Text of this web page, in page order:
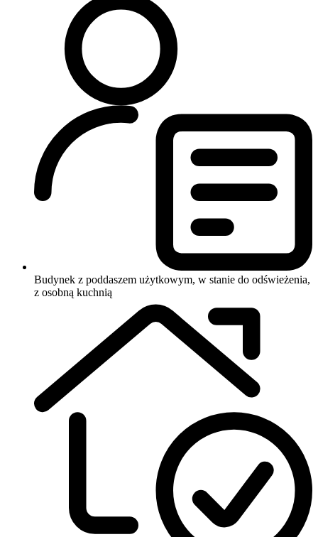
Budynek z poddaszem użytkowym, w stanie do odświeżenia,
z osobną kuchnią